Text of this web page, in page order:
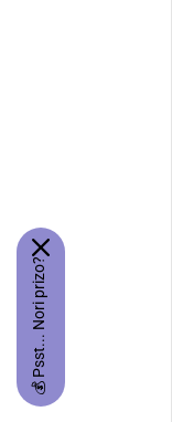
💰 Psst... Nori prizo?